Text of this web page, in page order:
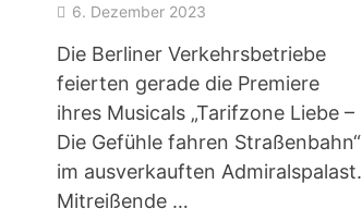
6. Dezember 2023
Die Berliner Verkehrsbetriebe
feierten gerade die Premiere
ihres Musicals „Tarifzone Liebe –
Die Gefühle fahren Straßenbahn“
im ausverkauften Admiralspalast.
Mitreißende …